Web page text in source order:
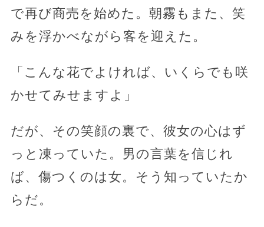
で再び商売を始めた。朝霧もまた、笑
みを浮かべながら客を迎えた。
「こんな花でよければ、いくらでも咲
かせてみせますよ」
だが、その笑顔の裏で、彼女の心はず
っと凍っていた。男の言葉を信じれ
ば、傷つくのは女。そう知っていたか
らだ。